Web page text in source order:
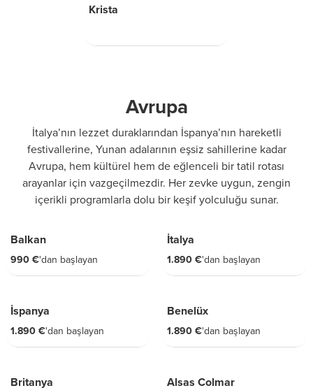
Krista
Avrupa
İtalya’nın lezzet duraklarından İspanya’nın hareketli
festivallerine, Yunan adalarının eşsiz sahillerine kadar
Avrupa, hem kültürel hem de eğlenceli bir tatil rotası
arayanlar için vazgeçilmezdir. Her zevke uygun, zengin
içerikli programlarla dolu bir keşif yolculuğu sunar.
Balkan
990 €'dan başlayan
İtalya
1.890 €'dan başlayan
İspanya
1.890 €'dan başlayan
Benelüx
1.890 €'dan başlayan
Britanya Alsas Colmar